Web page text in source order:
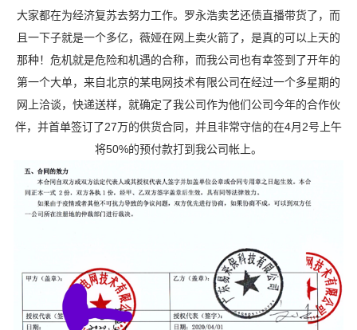
大家都在为经济复苏去努力工作。罗永浩卖艺还债直播带货了，而
且一下子就是一个多亿，薇娅在网上卖火箭了，是真的可以上天的
那种！危机就是危险和机遇的合称，而我公司也有幸签到了开年的
第一个大单，来自北京的某电网技术有限公司在经过一个多星期的
网上洽谈，快递送样，就确定了我公司作为他们公司今年的合作伙
伴，并首单签订了27万的供货合同，并且非常守信的在4月2号上午
将50%的预付款打到我公司帐上。